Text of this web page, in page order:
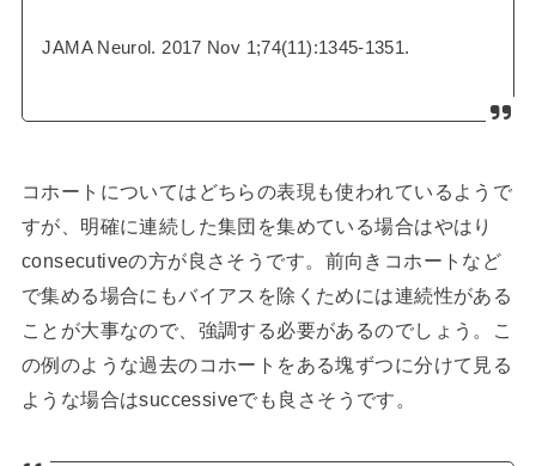
JAMA Neurol. 2017 Nov 1;74(11):1345-1351.
コホートについてはどちらの表現も使われているようで
すが、明確に連続した集団を集めている場合はやはり
consecutiveの方が良さそうです。前向きコホートなど
で集める場合にもバイアスを除くためには連続性がある
ことが大事なので、強調する必要があるのでしょう。こ
の例のような過去のコホートをある塊ずつに分けて見る
ような場合はsuccessiveでも良さそうです。